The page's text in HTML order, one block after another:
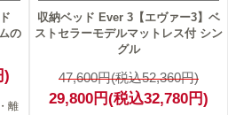
の
)
離
収納ベッド Ever 3【エヴァー3】ベ
ストセラーモデルマットレス付 シン
グル
47,600円(税込52,360円)
29,800円(税込32,780円)